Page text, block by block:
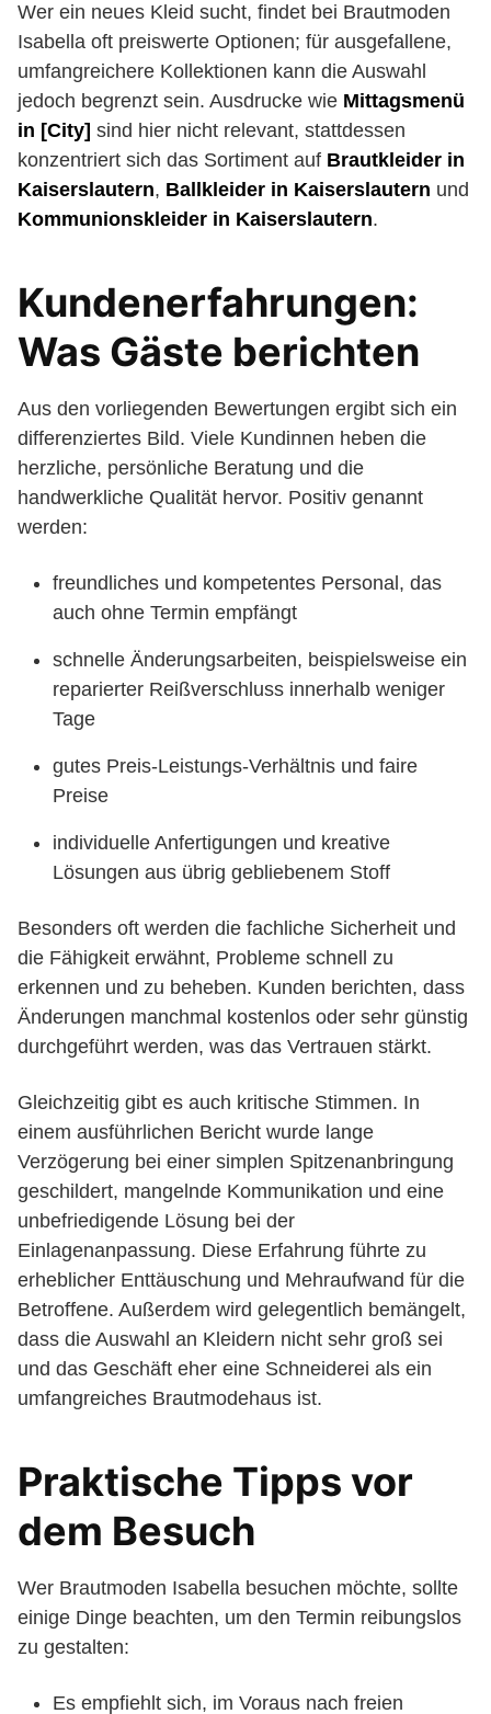
Wer ein neues Kleid sucht, findet bei Brautmoden
Isabella oft preiswerte Optionen; für ausgefallene,
umfangreichere Kollektionen kann die Auswahl
jedoch begrenzt sein. Ausdrucke wie Mittagsmenü
in [City] sind hier nicht relevant, stattdessen
konzentriert sich das Sortiment auf Brautkleider in
Kaiserslautern, Ballkleider in Kaiserslautern und
Kommunionskleider in Kaiserslautern.
Kunden­erfahrungen:
Was Gäste berichten
Aus den vorliegenden Bewertungen ergibt sich ein
differenziertes Bild. Viele Kundinnen heben die
herzliche, persönliche Beratung und die
handwerkliche Qualität hervor. Positiv genannt
werden:
freundliches und kompetentes Personal, das
auch ohne Termin empfängt
schnelle Änderungsarbeiten, beispielsweise ein
reparierter Reißverschluss innerhalb weniger
Tage
gutes Preis-Leistungs-Verhältnis und faire
Preise
individuelle Anfertigungen und kreative
Lösungen aus übrig gebliebenem Stoff
Besonders oft werden die fachliche Sicherheit und
die Fähigkeit erwähnt, Probleme schnell zu
erkennen und zu beheben. Kunden berichten, dass
Änderungen manchmal kostenlos oder sehr günstig
durchgeführt werden, was das Vertrauen stärkt.
Gleichzeitig gibt es auch kritische Stimmen. In
einem ausführlichen Bericht wurde lange
Verzögerung bei einer simplen Spitzenanbringung
geschildert, mangelnde Kommunikation und eine
unbefriedigende Lösung bei der
Einlagenanpassung. Diese Erfahrung führte zu
erheblicher Enttäuschung und Mehraufwand für die
Betroffene. Außerdem wird gelegentlich bemängelt,
dass die Auswahl an Kleidern nicht sehr groß sei
und das Geschäft eher eine Schneiderei als ein
umfangreiches Brautmodehaus ist.
Praktische Tipps vor
dem Besuch
Wer Brautmoden Isabella besuchen möchte, sollte
einige Dinge beachten, um den Termin reibungslos
zu gestalten:
Es empfiehlt sich, im Voraus nach freien